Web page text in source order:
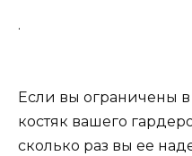
.
Если вы ограничены
костяк вашего
сколько раз вы ее